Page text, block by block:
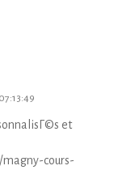
et
cours-